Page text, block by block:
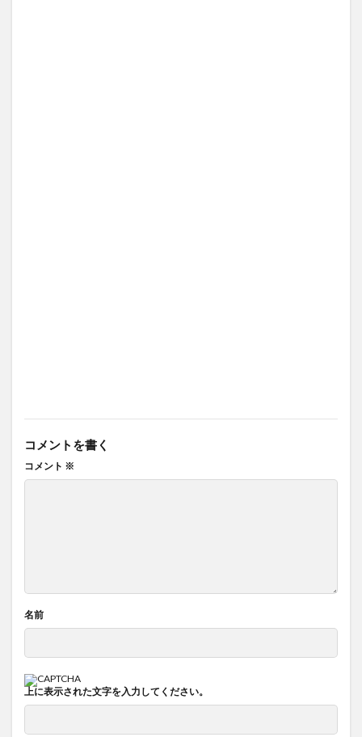
コメントを書く
コメント ※
名前
上に表示された文字を入力してください。